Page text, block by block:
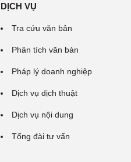
DỊCH VỤ
Tra cứu văn bản
Phân tích văn bản
Pháp lý doanh nghiệp
Dịch vụ dịch thuật
Dịch vụ nội dung
Tổng đài tư vấn